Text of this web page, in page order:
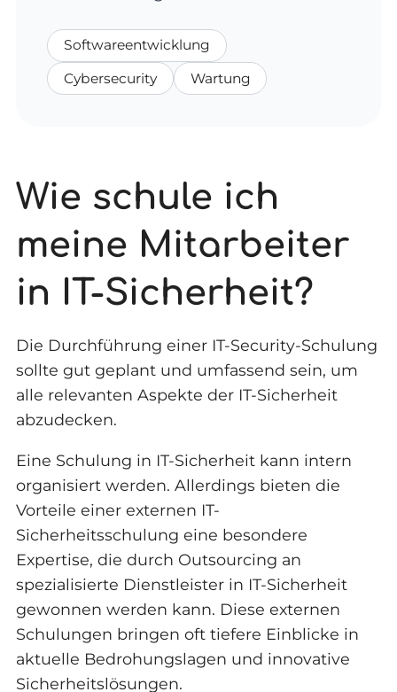
Softwareentwicklung
Cybersecurity
Wartung
Wie schule ich
meine Mitarbeiter
in IT-Sicherheit?
Die Durchführung einer IT-Security-Schulung
sollte gut geplant und umfassend sein, um
alle relevanten Aspekte der IT-Sicherheit
abzudecken.
Eine Schulung in IT-Sicherheit kann intern
organisiert werden. Allerdings bieten die
Vorteile einer externen IT-
Sicherheitsschulung eine besondere
Expertise, die durch Outsourcing an
spezialisierte Dienstleister in IT-Sicherheit
gewonnen werden kann. Diese externen
Schulungen bringen oft tiefere Einblicke in
aktuelle Bedrohungslagen und innovative
Sicherheitslösungen.